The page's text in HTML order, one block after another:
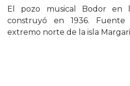
El pozo musical Bodor en
construyó en 1936.
extremo norte de la isla